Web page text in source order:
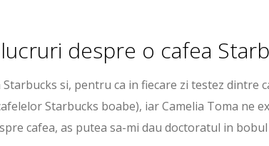
despre o cafea
Starbucks si, pentru ca in fiecare zi testez dintre
Starbucks boabe), iar Camelia Toma ne
cafea, as putea sa-mi dau doctoratul in bobul